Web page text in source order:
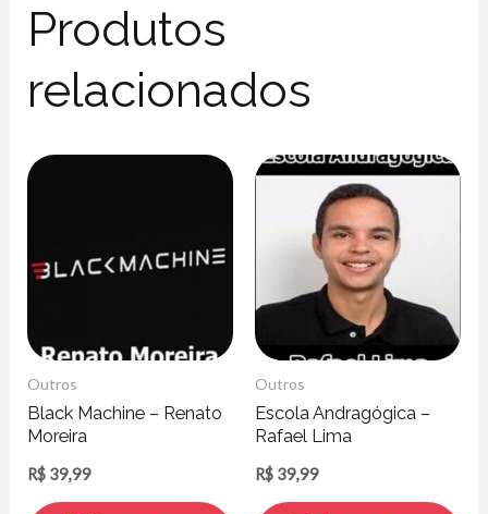
Produtos
relacionados
Outros
Black Machine – Renato
Moreira
R$ 39,99
Outros
Escola Andragógica –
Rafael Lima
R$ 39,99